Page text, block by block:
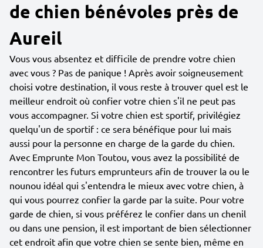
de chien bénévoles près de
Aureil
Vous vous absentez et difficile de prendre votre chien
avec vous ? Pas de panique ! Après avoir soigneusement
choisi votre destination, il vous reste à trouver quel est le
meilleur endroit où confier votre chien s'il ne peut pas
vous accompagner. Si votre chien est sportif, privilégiez
quelqu'un de sportif : ce sera bénéfique pour lui mais
aussi pour la personne en charge de la garde du chien.
Avec Emprunte Mon Toutou, vous avez la possibilité de
rencontrer les futurs emprunteurs afin de trouver la ou le
nounou idéal qui s'entendra le mieux avec votre chien, à
qui vous pourrez confier la garde par la suite. Pour votre
garde de chien, si vous préférez le confier dans un chenil
ou dans une pension, il est important de bien sélectionner
cet endroit afin que votre chien se sente bien, même en